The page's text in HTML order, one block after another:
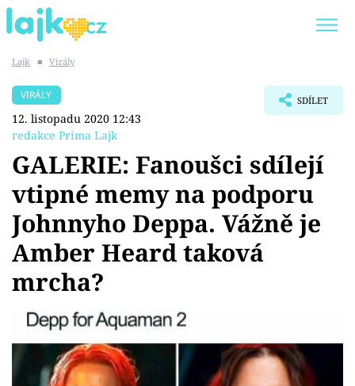
SHOPAHOLICADEL
Témata
Showbyznys
Youtubeři
Virály
Sex a vztahy
Lajk ■ Virály
VIRÁLY
12. listopadu 2020 12:43
redakce Prima Lajk
SDÍLET
GALERIE: Fanoušci sdílejí
vtipné memy na podporu
Johnnyho Deppa. Vážně je
Amber Heard taková
mrcha?